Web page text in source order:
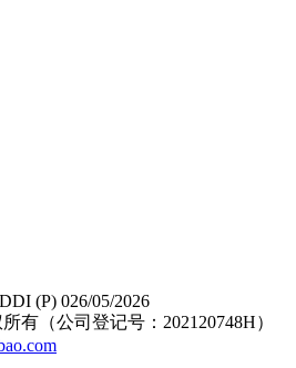
(P) 026/05/2026
有（公司登记号：202120748H）